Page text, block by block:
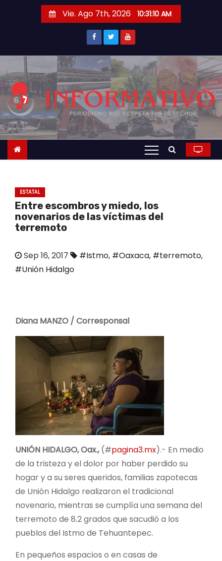
r
a
c
o
t
Vie. Ago 7th, 2026 10:31:11 AM
ESTATAL
Entre escombros y miedo, los
novenarios de las víctimas del
terremoto
Sep 16, 2017 #Istmo, #Oaxaca, #terremoto,
#Unión Hidalgo
Diana MANZO / Corresponsal
UNIÓN HIDALGO, Oax.,(#pagina3.mx).- En medio
de la tristeza y el dolor por haber perdido su
hogar y a su seres queridos, familias zapotecas
de Unión Hidalgo realizaron el tradicional
novenario, mientras se cumplía una semana del
terremoto de 8.2 grados que sacudió a los
pueblos del Istmo de Tehuantepec.
En pequeños espacios o en casas de